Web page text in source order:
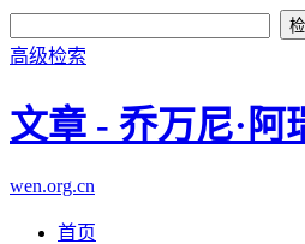
高级检索
文章 - 乔万尼·
wen.org.cn
首页